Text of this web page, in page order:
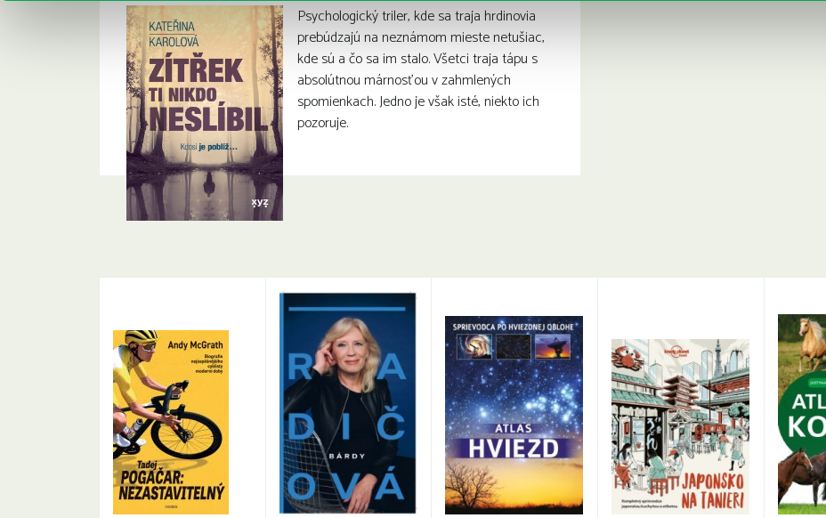
Psychologický triler, kde sa traja hrdinovia
prebúdzajú na neznámom mieste netušiac,
kde sú a čo sa im stalo. Všetci traja tápu s
absolútnou márnosťou v zahmlených
spomienkach. Jedno je však isté, niekto ich
pozoruje.